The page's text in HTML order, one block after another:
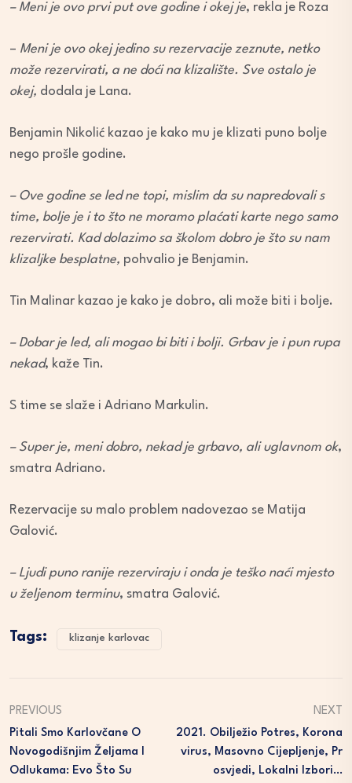
– Meni je ovo prvi put ove godine i okej je, rekla je Roza
– Meni je ovo okej jedino su rezervacije zeznute, netko
može rezervirati, a ne doći na klizalište. Sve ostalo je
okej, dodala je Lana.
Benjamin Nikolić kazao je kako mu je klizati puno bolje
nego prošle godine.
– Ove godine se led ne topi, mislim da su napredovali s
time, bolje je i to što ne moramo plaćati karte nego samo
rezervirati. Kad dolazimo sa školom dobro je što su nam
klizaljke besplatne, pohvalio je Benjamin.
Tin Malinar kazao je kako je dobro, ali može biti i bolje.
– Dobar je led, ali mogao bi biti i bolji. Grbav je i pun rupa
nekad, kaže Tin.
S time se slaže i Adriano Markulin.
– Super je, meni dobro, nekad je grbavo, ali uglavnom ok,
smatra Adriano.
Rezervacije su malo problem nadovezao se Matija
Galović.
– Ljudi puno ranije rezerviraju i onda je teško naći mjesto
u željenom terminu, smatra Galović.
Tags: klizanje karlovac
PREVIOUS
Pitali Smo Karlovčane O
Novogodišnjim Željama I
Odlukama: Evo Što Su
NEXT
2021. Obilježio Potres, Korona
Virus, Masovno Cijepljenje, Pr
Osvjedi, Lokalni Izbori…